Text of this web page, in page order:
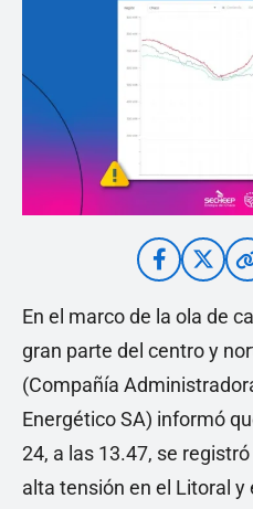
En el marco de la ola de
gran parte del centro y
(Compañía
Energético SA) informó
24, a las 13.47, se
alta tensión en el Litoral